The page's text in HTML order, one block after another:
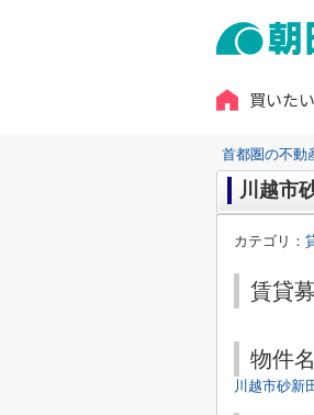
買いたい
首都圏の不動
川越市
カテゴリ：
賃貸
物件名
川越市砂新